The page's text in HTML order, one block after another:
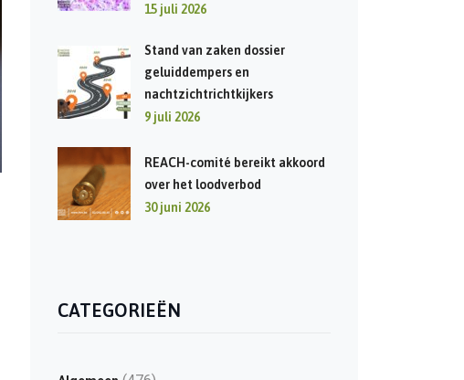
15 juli 2026
Stand van zaken dossier
geluiddempers en
nachtzichtrichtkijkers
9 juli 2026
REACH-comité bereikt akkoord
over het loodverbod
30 juni 2026
CATEGORIEËN